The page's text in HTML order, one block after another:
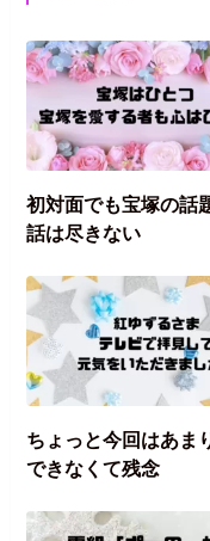
初対面でも宝塚の話
話は尽きない
ちょっと今回はあま
できなくて残念